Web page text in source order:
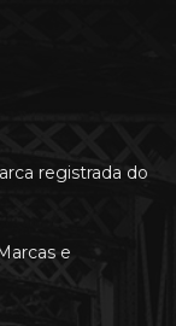
registrada do
e